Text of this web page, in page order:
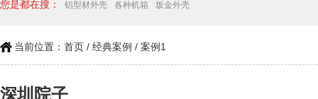
您是都在搜： 铝型材外壳 各种机箱 坂金外壳
当前位置： 首页 / 经典案例 / 案例1
深圳院子